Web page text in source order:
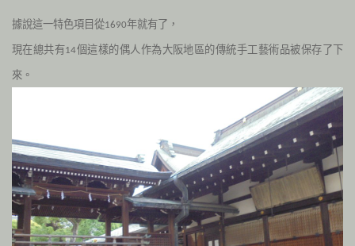
據說這一特色項目從1690年就有了，
現在總共有14個這樣的偶人作為大阪地區的傳統手工藝術品被保存了下
來。